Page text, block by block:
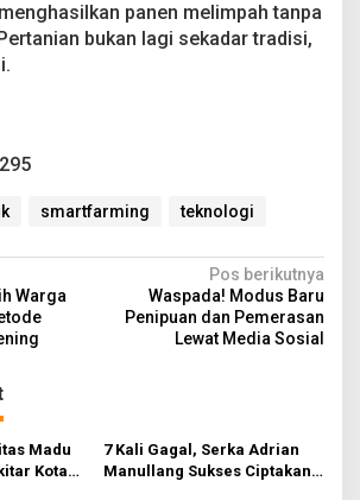
panen melimpah tanpa
bukan lagi sekadar tradisi,
295
smartfarming teknologi
Warga
Pos berikutnya
Waspada! Modus Baru
Penipuan dan Pemerasan
Lewat Media Sosial
Madu
Kota
7 Kali Gagal, Serka Adrian
Manullang Sukses Ciptakan